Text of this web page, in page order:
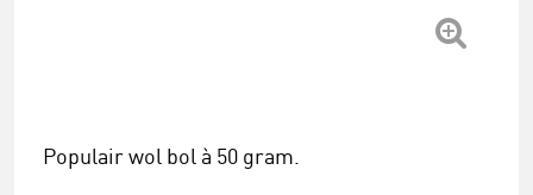
Populair wol bol à 50 gram.